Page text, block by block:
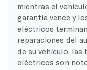
mientras el
garantía vence y
eléctricos
reparaciones del
de su vehículo, las
eléctricos son